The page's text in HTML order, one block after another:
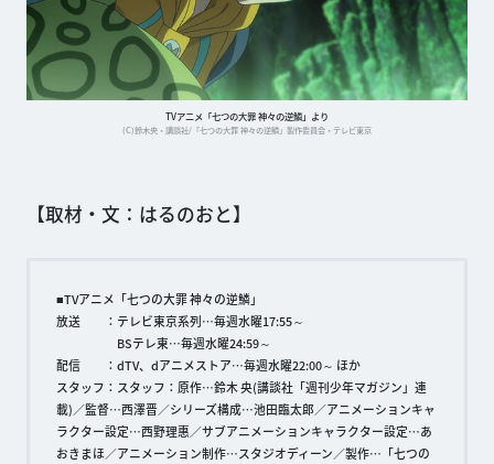
TVアニメ「七つの大罪 神々の逆鱗」より
(C)鈴木央・講談社/「七つの大罪 神々の逆鱗」製作委員会・テレビ東京
【取材・文：はるのおと】
■TVアニメ「七つの大罪 神々の逆鱗」
放送 ：テレビ東京系列…毎週水曜17:55～
BSテレ東…毎週水曜24:59～
配信 ：dTV、dアニメストア…毎週水曜22:00～ ほか
スタッフ：スタッフ：原作…鈴木 央(講談社「週刊少年マガジン」連
載)／監督…西澤晋／シリーズ構成…池田臨太郎／アニメーションキャ
ラクター設定…西野理惠／サブアニメーションキャラクター設定…あ
おきまほ／アニメーション制作…スタジオディーン／製作…「七つの